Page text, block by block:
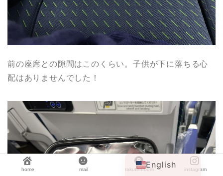
前の座席との隙間はこのくらい。子供が下に落ちる心
配はありませんでした！
home mail rakutenroom instagram
English
Japanese